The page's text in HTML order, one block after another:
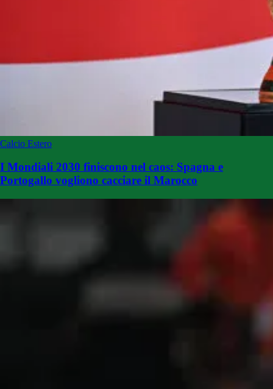
Calcio Estero
I Mondiali 2030 finiscono nel caos: Spagna e
Portogallo vogliono cacciare il Marocco